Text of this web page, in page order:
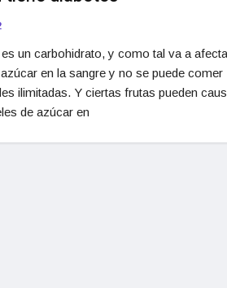
un carbohidrato, y como tal va a
en la sangre y no se puede comer
ilimitadas. Y ciertas frutas pueden
de azúcar en